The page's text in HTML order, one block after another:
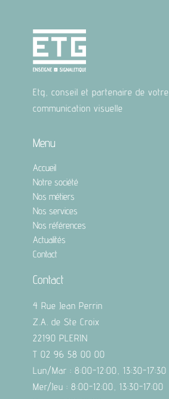
Etg, conseil et partenaire de votre
communication visuelle
Contact
4 Rue Jean Perrin
Z.A. de Ste Croix
22190 PLERIN
T 02 96 58 00 00
Lun/Mar : 8:00-12:00, 13:30-17:30
Mer/Jeu : 8:00-12:00, 13:30-17:00
Menu
Accueil
Notre société
Nos métiers
Nos services
Nos références
Actualités
Contact